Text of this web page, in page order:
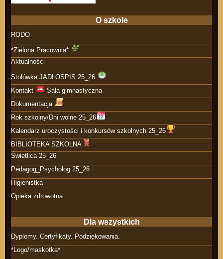
O szkole
RODO
*Zielona Pracownia*
Aktualności
Stołówka JADŁOSPIS 25_26
Kontakt
Sala gimnastyczna
Dokumentacja
Rok szkolny/Dni wolne 25_26
Kalendarz uroczystości i konkursów szkolnych 25_26
BIBLIOTEKA SZKOLNA
Świetlica 25_26
Pedagog_Psycholog 25_26
Higienistka
Opieka zdrowotna.
Dla wszystkich
Dyplomy. Certyfikaty. Podziękowania.
*Logo/maskotka*